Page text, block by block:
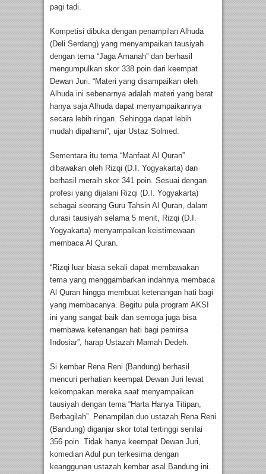
pagi tadi.
Kompetisi dibuka dengan penampilan Alhuda
(Deli Serdang) yang menyampaikan tausiyah
dengan tema “Jaga Amanah” dan berhasil
mengumpulkan skor 338 poin dari keempat
Dewan Juri. “Materi yang disampaikan oleh
Alhuda ini sebenarnya adalah materi yang berat
hanya saja Alhuda dapat menyampaikannya
secara lebih ringan. Sehingga dapat lebih
mudah dipahami”, ujar Ustaz Solmed.
Sementara itu tema “Manfaat Al Quran”
dibawakan oleh Rizqi (D.I. Yogyakarta) dan
berhasil meraih skor 341 poin. Sesuai dengan
profesi yang dijalani Rizqi (D.I. Yogyakarta)
sebagai seorang Guru Tahsin Al Quran, dalam
durasi tausiyah selama 5 menit, Rizqi (D.I.
Yogyakarta) menyampaikan keistimewaan
membaca Al Quran.
“Rizqi luar biasa sekali dapat membawakan
tema yang menggambarkan indahnya membaca
Al Quran hingga membuat ketenangan hati bagi
yang membacanya. Begitu pula program AKSI
ini yang sangat baik dan semoga juga bisa
membawa ketenangan hati bagi pemirsa
Indosiar”, harap Ustazah Mamah Dedeh.
Si kembar Rena Reni (Bandung) berhasil
mencuri perhatian keempat Dewan Juri lewat
kekompakan mereka saat menyampaikan
tausiyah dengan tema “Harta Hanya Titipan,
Berbagilah”. Penampilan duo ustazah Rena Reni
(Bandung) diganjar skor total tertinggi senilai
356 poin. Tidak hanya keempat Dewan Juri,
komedian Adul pun terkesima dengan
keanggunan ustazah kembar asal Bandung ini.